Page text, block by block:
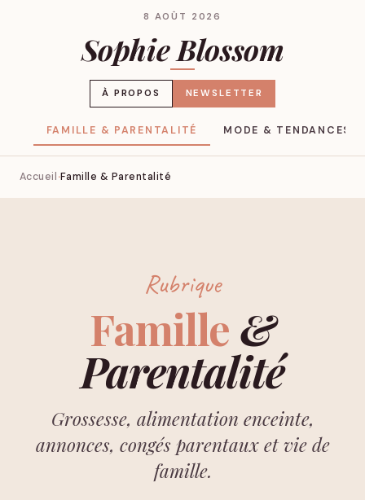
8 AOÛT 2026
Sophie Blossom
À PROPOS NEWSLETTER
FAMILLE & PARENTALITÉ MODE & TENDANCES
Accueil Famille & Parentalité
Rubrique
Famille &
Parentalité
Grossesse, alimentation enceinte,
annonces, congés parentaux et vie de
famille.